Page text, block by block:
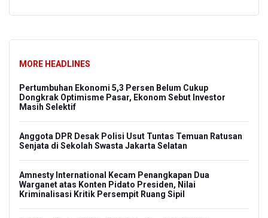
MORE HEADLINES
Pertumbuhan Ekonomi 5,3 Persen Belum Cukup
Dongkrak Optimisme Pasar, Ekonom Sebut Investor
Masih Selektif
Anggota DPR Desak Polisi Usut Tuntas Temuan Ratusan
Senjata di Sekolah Swasta Jakarta Selatan
Amnesty International Kecam Penangkapan Dua
Warganet atas Konten Pidato Presiden, Nilai
Kriminalisasi Kritik Persempit Ruang Sipil